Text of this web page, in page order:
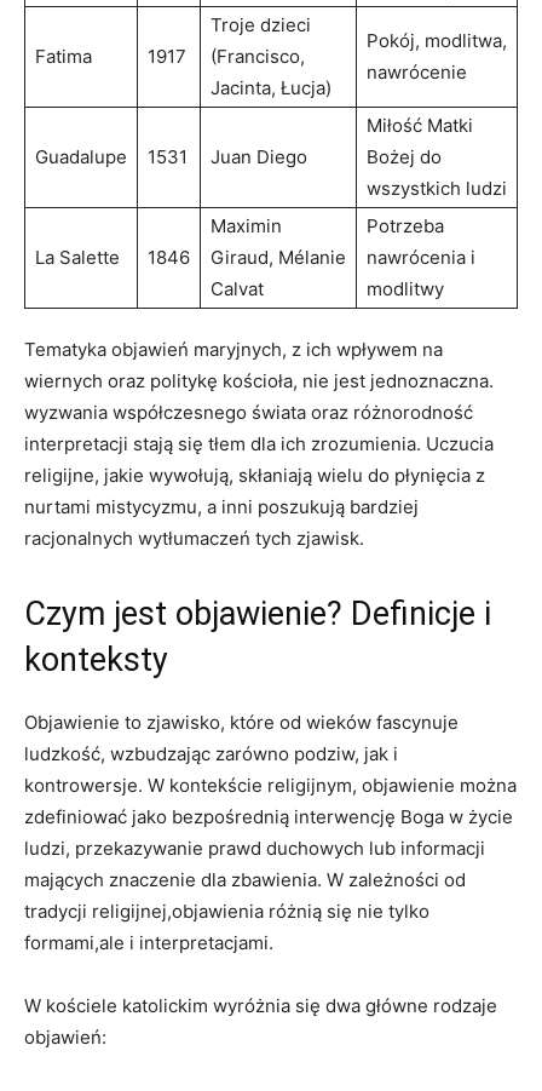
Fatima 1917
Troje ⁢dzieci
(Francisco,⁤
Jacinta, Łucja)
Pokój, modlitwa,
nawrócenie
Guadalupe 1531 Juan Diego
Miłość⁢ Matki
Bożej do
wszystkich ludzi
La Salette 1846
Maximin
Giraud, Mélanie
Calvat
Potrzeba
nawrócenia i
modlitwy
Tematyka objawień maryjnych, ​z ich wpływem na
wiernych oraz politykę kościoła, nie jest jednoznaczna.
wyzwania​ współczesnego świata oraz różnorodność‍
interpretacji stają się ‌tłem dla ich zrozumienia. Uczucia
religijne, jakie wywołują, skłaniają wielu do płynięcia z
nurtami mistycyzmu,⁢ a inni poszukują ⁤bardziej⁤
racjonalnych wytłumaczeń​ tych zjawisk.
Czym jest objawienie? Definicje i
konteksty
Objawienie to zjawisko,⁤ które od wieków fascynuje
ludzkość,⁢ wzbudzając zarówno podziw, jak i‍
kontrowersje. W ⁤kontekście⁢ religijnym, objawienie można
zdefiniować jako bezpośrednią interwencję Boga w życie
ludzi, przekazywanie prawd duchowych lub informacji
mających znaczenie dla zbawienia. W ‍zależności od
tradycji religijnej,objawienia różnią się nie tylko
formami,ale⁢ i interpretacjami.
W kościele katolickim ‌wyróżnia się dwa główne rodzaje
objawień: